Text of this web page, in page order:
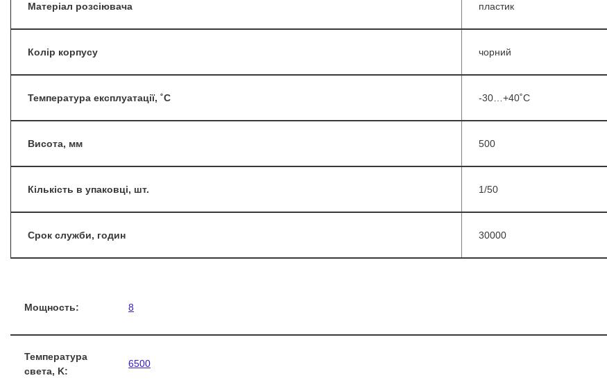
Матеріал розсіювача пластик
Колір корпусу чорний
Температура експлуатації, ˚С -30…+40˚С
Висота, мм 500
Кількість в упаковці, шт. 1/50
Срок служби, годин 30000
Мощность: 8
Температура
света, K:
6500